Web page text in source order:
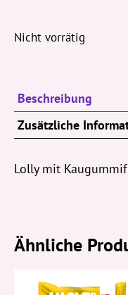
Nicht vorrätig
Beschreibung
Zusätzliche
Lolly mit
Ähnliche